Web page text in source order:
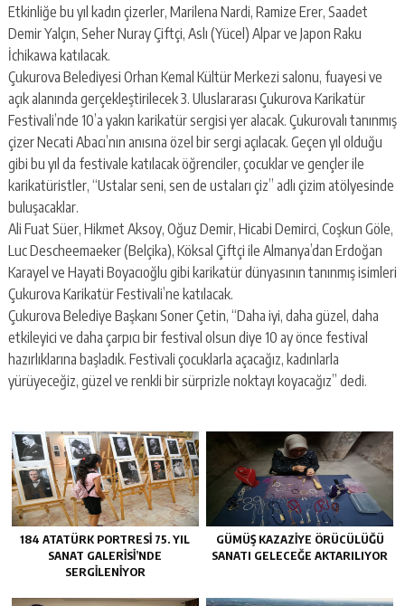
Etkinliğe bu yıl kadın çizerler, Marilena Nardi, Ramize Erer, Saadet
Demir Yalçın, Seher Nuray Çiftçi, Aslı (Yücel) Alpar ve Japon Raku
İchikawa katılacak.
Çukurova Belediyesi Orhan Kemal Kültür Merkezi salonu, fuayesi ve
açık alanında gerçekleştirilecek 3. Uluslararası Çukurova Karikatür
Festivali’nde 10’a yakın karikatür sergisi yer alacak. Çukurovalı tanınmış
çizer Necati Abacı’nın anısına özel bir sergi açılacak. Geçen yıl olduğu
gibi bu yıl da festivale katılacak öğrenciler, çocuklar ve gençler ile
karikatüristler, “Ustalar seni, sen de ustaları çiz” adlı çizim atölyesinde
buluşacaklar.
Ali Fuat Süer, Hikmet Aksoy, Oğuz Demir, Hicabi Demirci, Coşkun Göle,
Luc Descheemaeker (Belçika), Köksal Çiftçi ile Almanya’dan Erdoğan
Karayel ve Hayati Boyacıoğlu gibi karikatür dünyasının tanınmış isimleri
Çukurova Karikatür Festivali’ne katılacak.
Çukurova Belediye Başkanı Soner Çetin, “Daha iyi, daha güzel, daha
etkileyici ve daha çarpıcı bir festival olsun diye 10 ay önce festival
hazırlıklarına başladık. Festivali çocuklarla açacağız, kadınlarla
yürüyeceğiz, güzel ve renkli bir sürprizle noktayı koyacağız” dedi.
184 ATATÜRK PORTRESİ 75. YIL
SANAT GALERİSİ’NDE
SERGİLENİYOR
GÜMÜŞ KAZAZİYE ÖRÜCÜLÜĞÜ
SANATI GELECEĞE AKTARILIYOR